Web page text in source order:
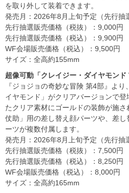
を取り外して装着できます。
発売月：2026年8月上旬予定（先行抽
先行抽選販売価格（税抜）：9,000円
先行抽選販売価格（税込）：9,900円
WF会場販売価格（税込）：9,500円
サイズ：全高約155mm
超像可動「クレイジー・ダイヤモンド
『ジョジョの奇妙な冒険 第4部』よ
イヤモンド」がクリアバージョンで
たクリア素材にゴールドの装飾が施
仗助」用の差し替え顔パーツや、差
ーツが複数付属します。
発売月：2026年8月上旬予定（先行抽
先行抽選販売価格（税抜）：7,500円
先行抽選販売価格（税込）：8,250円
WF会場販売価格（税込）：8,000円
サイズ：全高約165mm